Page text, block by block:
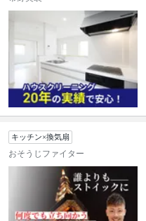
キッチン×換気扇
おそうじファイター